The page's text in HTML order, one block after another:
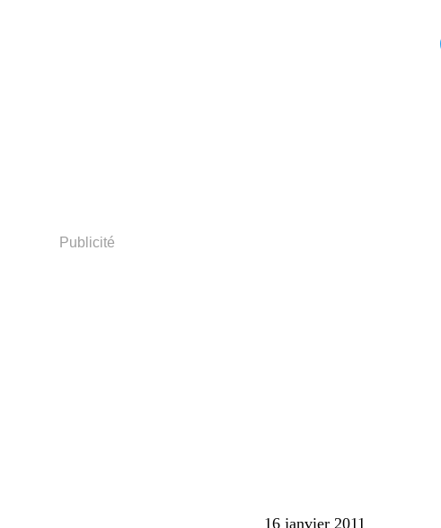
Publicité
16 janvier 2011